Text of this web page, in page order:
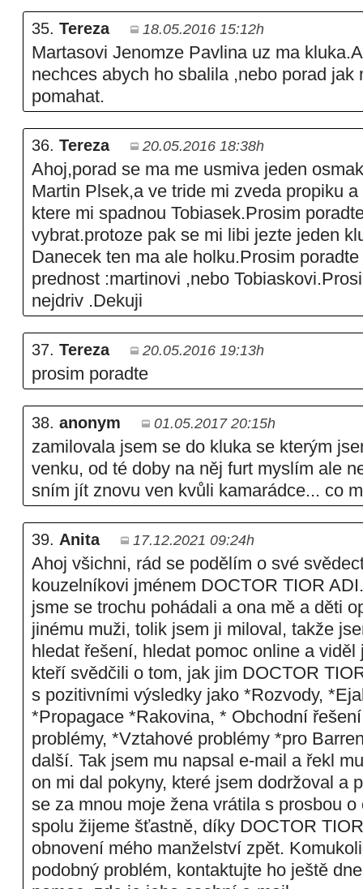
35. Tereza 18.05.2016 15:12h
Martasovi Jenomze Pavlina uz ma
nechces abych ho sbalila ,nebo porad jak
pomahat.
36. Tereza 20.05.2016 18:38h
Ahoj,porad se ma me usmiva jeden
Martin Plsek,a ve tride mi zveda propiku
ktere mi spadnou Tobiasek.Prosim
vybrat.protoze pak se mi libi jezte jeden
Danecek ten ma ale holku.Prosim
prednost :martinovi ,nebo
nejdriv .Dekuji
37. Tereza 20.05.2016 19:13h
prosim poradte
38. anonym 01.05.2017 20:15h
zamilovala jsem se do kluka se kterým
venku, od té doby na něj furt myslím ale
sním jít znovu ven kvůli kamarádce... co
39. Anita 17.12.2021 09:24h
Ahoj všichni, rád se podělím o své
kouzelníkovi jménem DOCTOR TIOR
jsme se trochu pohádali a ona mě a děti
jinému muži, tolik jsem ji miloval, takže
hledat řešení, hledat pomoc online a
kteří svědčili o tom, jak jim DOCTOR
s pozitivními výsledky jako *Rozvody,
*Propagace *Rakovina, * Obchodní
problémy, *Vztahové problémy *pro
další. Tak jsem mu napsal e-mail a řekl
on mi dal pokyny, které jsem dodržoval a
se za mnou moje žena vrátila s prosbou
spolu žijeme šťastně, díky DOCTOR
obnovení mého manželství zpět.
podobný problém, kontaktujte ho ještě